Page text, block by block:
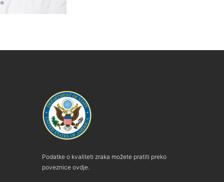
Podatke o kvaliteti zraka možete pratiti preko
poveznice ovdje.